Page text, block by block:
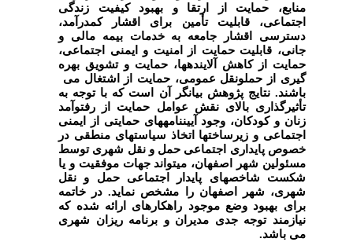
منابع، حمایت از ارتقا و بهبود کیفیت زندگی
اجتماعی، قابلیت تأمین برای اقشار کمدرآمد،
دسترسی اقشار جامعه به خدمات بیمه مالی و
جانی، قابلیت حمایت از امنیت و ایمنی اجتماعی،
حمایت از کاهش آلایندهها، حمایت و تشویق بهره
گیری از حملونقل عمومی، حمایت از اشتغالمی
باشند. نتایج پژوهش بیانگر آن است که با توجه به
تأثیرگذاری بالای نقش عوامل حمایت از رفتوآمد
زنان و کودکان، وجود آییننامههای حمایتی از ایمنی
اجتماعی و زیرساختها اتخاذ سیاستهای منطقی در
خصوص پایداری اجتماعی حمل و نقل شهری توسط
مسئولین شهر اصفهان، میتواند جهات موفقیت و یا
شکست شاخصهای پایدار اجتماعی حمل و نقل
شهری، ­شهر اصفهان را مشخص نماید. در خاتمه
برای بهبود وضع موجود راهکارهای ارائه شده که
نیازمند توجه جدی مدیران و برنامه­ ریزان شهری
می­ باشد.